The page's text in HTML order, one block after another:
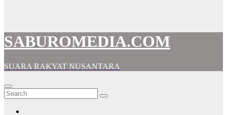
SABUROMEDIA.COM
SUARA RAKYAT NUSANTARA